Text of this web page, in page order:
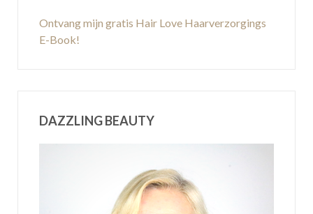
Ontvang mijn gratis Hair Love Haarverzorgings
E-Book!
DAZZLING BEAUTY